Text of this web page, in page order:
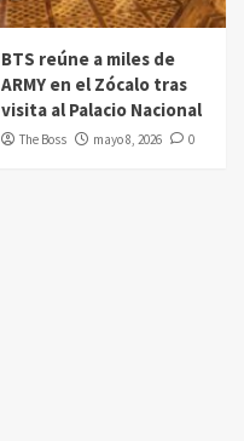
BTS reúne a miles de
ARMY en el Zócalo tras
visita al Palacio Nacional
The Boss mayo 8, 2026 0